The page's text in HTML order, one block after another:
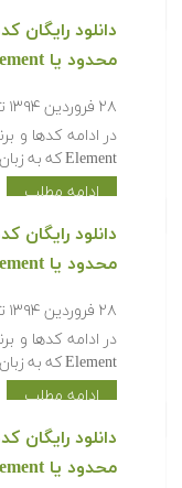
‫‫دانلود رایگان
محدود یا Finite Element در متلب‬‬ — بخش پنجم
۲۸ فروردین ۱۳۹۴
Element که به زبان برنامه نویسی متلب پیاده…
ادامه مطلب
‫‫دانلود رایگان
محدود یا Finite Element در متلب‬‬ — بخش چهارم
۲۸ فروردین ۱۳۹۴
Element که به زبان برنامه نویسی متلب پیاده…
ادامه مطلب
‫‫دانلود رایگان
محدود یا Finite Element در متلب‬‬ — بخش سوم